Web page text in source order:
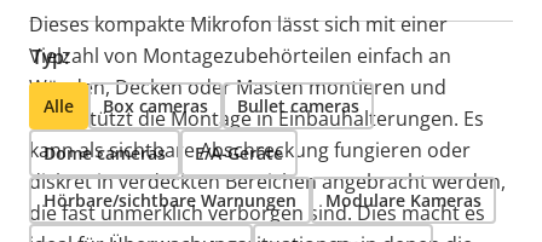
Dieses kompakte Mikrofon lässt sich mit einer
Vielzahl von Montagezubehörteilen einfach an
Wänden, Decken oder Masten montieren und
unterstützt die Montage in Einbauhalterungen. Es
kann als sichtbare Abschreckung fungieren oder
diskret in verdeckten Bereichen angebracht werden,
die fast unmerklich verborgen sind. Dies macht es
Typ:
Alle Box cameras Bullet cameras
Dome cameras E/A-Geräte
Hörbare/sichtbare Warnungen Modulare Kameras